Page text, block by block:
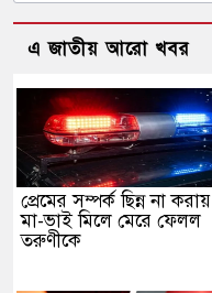
এ জাতীয় আরো খবর
প্রেমের সম্পর্ক ছিন্ন না করায়
মা-ভাই মিলে মেরে ফেলল
তরুণীকে